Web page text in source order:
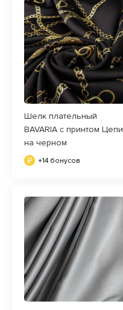
Шелк плательный
BAVARIA с принтом Цепи
на черном
+14 бонусов